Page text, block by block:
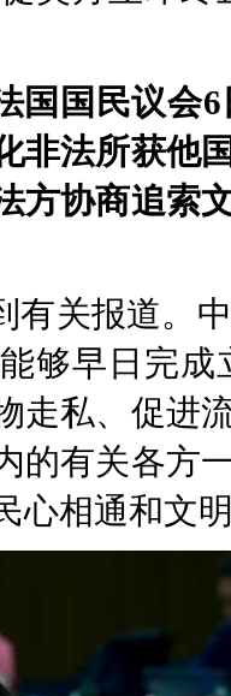
国国民议会
非法所获他
方协商追索
有关报道。
够早日完
走私、促进
的有关各方
心相通和文